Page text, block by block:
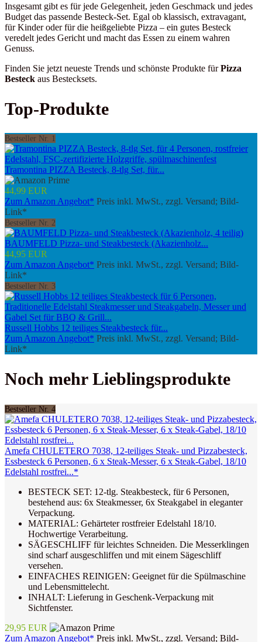
Insgesamt gibt es für jede Gelegenheit, jeden Geschmack und jedes
Budget das passende Besteck-Set. Egal ob klassisch, extravagant,
für Kinder oder für die heißgeliebte Pizza – ein gutes Besteck
veredelt jedes Gericht und macht das Essen zu einem wahren
Genuss.
Finden Sie jetzt neueste Trends und schönste Produkte fürPizza
Besteck aus Bestecksets.
Top-Produkte
Bestseller Nr. 1
Tramontina PIZZA Besteck, 8-tlg Set, für...
44,99 EUR
Zum Amazon Angebot* Preis inkl. MwSt., zzgl. Versand; Bild-
Link*
Bestseller Nr. 2
BAUMFELD Pizza- und Steakbesteck (Akazienholz...
44,95 EUR
Zum Amazon Angebot* Preis inkl. MwSt., zzgl. Versand; Bild-
Link*
Bestseller Nr. 3
Russell Hobbs 12 teiliges Steakbesteck für...
Zum Amazon Angebot* Preis inkl. MwSt., zzgl. Versand; Bild-
Link*
Noch mehr Lieblingsprodukte
Bestseller Nr. 4
Amefa CHULETERO 7038, 12-teiliges Steak- und Pizzabesteck,
Essbesteck 6 Personen, 6 x Steak-Messer, 6 x Steak-Gabel, 18/10
Edelstahl rostfrei...*
BESTECK SET: 12-tlg. Steakbesteck, für 6 Personen,
bestehend aus: 6x Steakmesser, 6x Steakgabel in eleganter
Verpackung.
MATERIAL: Gehärteter rostfreier Edelstahl 18/10.
Hochwertige Verarbeitung.
SÄGESCHLIFF für leichtes Schneiden. Die Messerklingen
sind scharf ausgeschliffen und mit einem Sägeschliff
versehen.
EINFACHES REINIGEN: Geeignet für die Spülmaschine
und Lebensmittelecht.
INHALT: Lieferung in Geschenk-Verpackung mit
Sichtfenster.
29,95 EUR
Zum Amazon Angebot* Preis inkl. MwSt., zzgl. Versand; Bild-